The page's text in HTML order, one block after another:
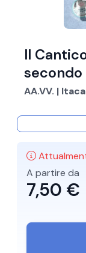
Il
secondo
AA.VV. |
A partire da
7,50 €